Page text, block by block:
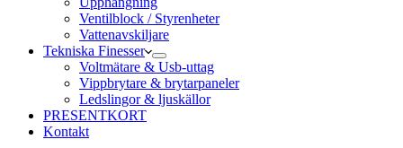
Ventilblock / Styrenheter
Vattenavskiljare
Tekniska Finesser
Voltmätare & Usb-uttag
Vippbrytare & brytarpaneler
Ledslingor & ljuskällor
PRESENTKORT
Kontakt